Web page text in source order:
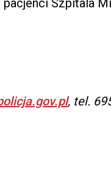
Szpitala
, tel.